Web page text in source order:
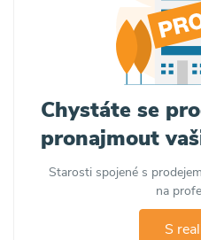
Chystáte se
pronajmout
Starosti spojené s
na
S